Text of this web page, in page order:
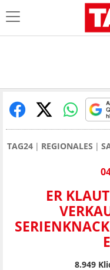
TAG24 REGIONALES
ER
8.949